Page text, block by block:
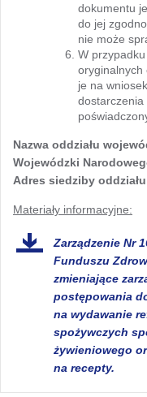
dokumentu
do jej
nie może
W
oryginalnych
je na
Nazwa oddziału
Wojewódzki
Adres siedziby
Materiały informacyjne:
Zarządzenie Nr
Funduszu
zmieniające
postępowania
na wydawanie
spożywczych
żywieniowego
na recepty.